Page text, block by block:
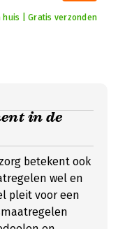
huis | Gratis verzonden
in de
betekent ook
wel en
pleit voor een